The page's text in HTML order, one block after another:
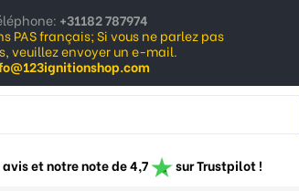
+31182 787974
PAS français; Si vous ne parlez pas
veuillez envoyer un e-mail.
et notre note de 4,7 sur Trustpilot !